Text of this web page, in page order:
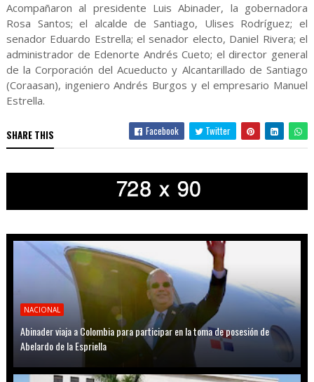
Acompañaron al presidente Luis Abinader, la gobernadora
Rosa Santos; el alcalde de Santiago, Ulises Rodríguez; el
senador Eduardo Estrella; el senador electo, Daniel Rivera; el
administrador de Edenorte Andrés Cueto; el director general
de la Corporación del Acueducto y Alcantarillado de Santiago
(Coraasan), ingeniero Andrés Burgos y el empresario Manuel
Estrella.
SHARE THIS Facebook Twitter
NACIONAL
Abinader viaja a Colombia para participar en la toma de posesión de
Abelardo de la Espriella